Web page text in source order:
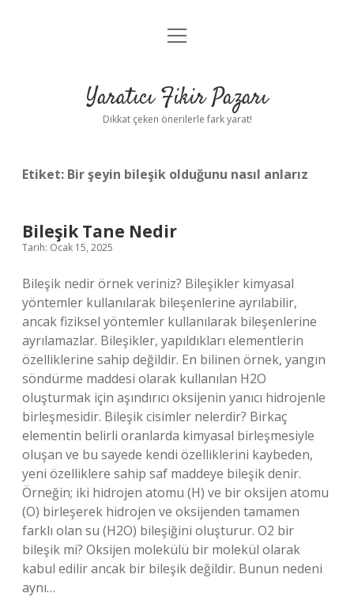
Anasayfa
Yasal Uyarı
menüyü
Yaratıcı Fikir Pazarı
Dikkat çeken önerilerle fark yarat!
Etiket: Bir şeyin bileşik olduğunu nasıl anlarız
Bileşik Tane Nedir
Tarih: Ocak 15, 2025
Bileşik nedir örnek veriniz? Bileşikler kimyasal
yöntemler kullanılarak bileşenlerine ayrılabilir,
ancak fiziksel yöntemler kullanılarak bileşenlerine
ayrılamazlar. Bileşikler, yapıldıkları elementlerin
özelliklerine sahip değildir. En bilinen örnek, yangın
söndürme maddesi olarak kullanılan H2O
oluşturmak için aşındırıcı oksijenin yanıcı hidrojenle
birleşmesidir. Bileşik cisimler nelerdir? Birkaç
elementin belirli oranlarda kimyasal birleşmesiyle
oluşan ve bu sayede kendi özelliklerini kaybeden,
yeni özelliklere sahip saf maddeye bileşik denir.
Örneğin; iki hidrojen atomu (H) ve bir oksijen atomu
(O) birleşerek hidrojen ve oksijenden tamamen
farklı olan su (H2O) bileşiğini oluşturur. O2 bir
bileşik mi? Oksijen molekülü bir molekül olarak
kabul edilir ancak bir bileşik değildir. Bunun nedeni
aynı…